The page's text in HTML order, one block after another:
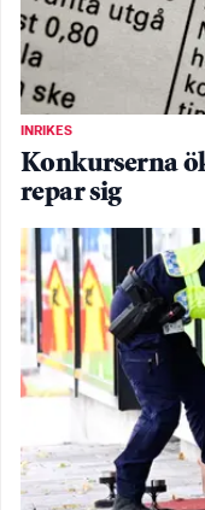
INRIKES
Konkurserna
repar sig